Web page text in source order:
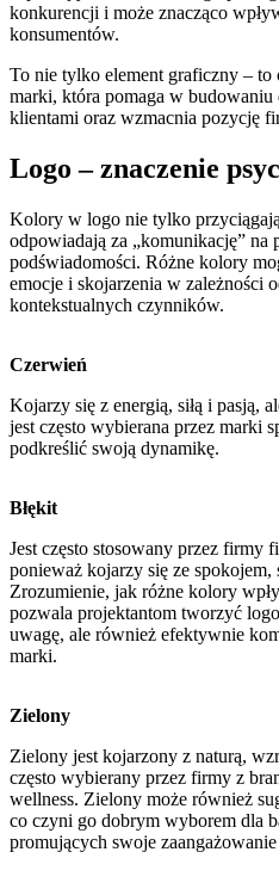
konkurencji i może znacząco
konsumentów.
To nie tylko element graficzny – to
marki, która pomaga w
klientami oraz wzmacnia pozycję
Logo – znaczenie
Kolory w logo nie tylko
odpowiadają za „komunikację” na
podświadomości. Różne kolory
emocje i skojarzenia w zależności
kontekstualnych czynników.
Czerwień
Kojarzy się z energią, siłą i pasją,
jest często wybierana przez marki
podkreślić swoją dynamikę.
Błękit
Jest często stosowany przez firmy
ponieważ kojarzy się ze spokojem,
Zrozumienie, jak różne kolory
pozwala projektantom tworzyć
uwagę, ale również efektywnie
marki.
Zielony
Zielony jest kojarzony z naturą,
często wybierany przez firmy z
wellness. Zielony może również
co czyni go dobrym wyborem dla
promujących swoje